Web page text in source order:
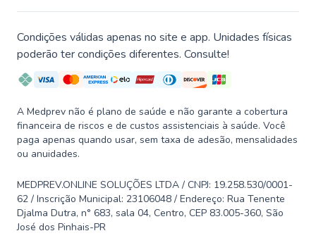
Condições válidas apenas no site e app. Unidades físicas
poderão ter condições diferentes. Consulte!
A Medprev não é plano de saúde e não garante a cobertura
financeira de riscos e de custos assistenciais à saúde. Você
paga apenas quando usar, sem taxa de adesão, mensalidades
ou anuidades.
MEDPREV.ONLINE SOLUÇÕES LTDA / CNPJ: 19.258.530/0001-
62 / Inscrição Municipal: 23106048 / Endereço: Rua Tenente
Djalma Dutra, n° 683, sala 04, Centro, CEP 83.005-360, São
José dos Pinhais-PR